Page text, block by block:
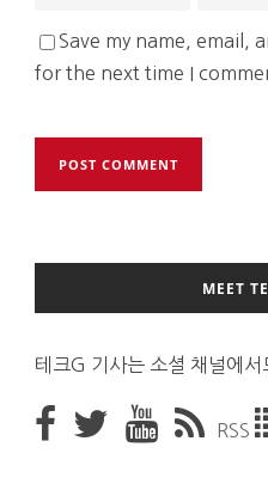
Save my name, email,
for the next time I
MEET
테크G 기사는 소셜 채널에서
RSS